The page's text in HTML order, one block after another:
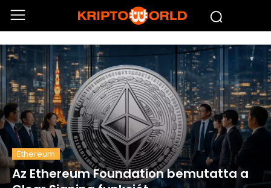
Ethereum
Az Ethereum Foundation bemutatta a